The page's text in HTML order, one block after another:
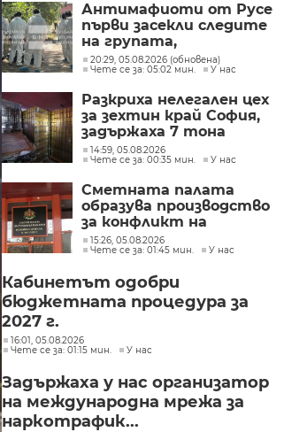
Антимафиоти от Русе
първи засекли следите
на групата,
произвеждала
фентанил в София
20:29, 05.08.2026 (обновена)
Чете се за: 05:02 мин.
У нас
Разкриха нелегален цех
за зехтин край София,
задържаха 7 тона
продукт без марка
14:59, 05.08.2026
Чете се за: 00:35 мин.
У нас
Сметната палата
образува производство
за конфликт на
интереси при Делян
Пеевски
15:26, 05.08.2026
Чете се за: 01:45 мин.
У нас
Кабинетът одобри
бюджетната процедура за
2027 г.
16:01, 05.08.2026
Чете се за: 01:15 мин.
У нас
Задържаха у нас организатор
на международна мрежа за
наркотрафик...